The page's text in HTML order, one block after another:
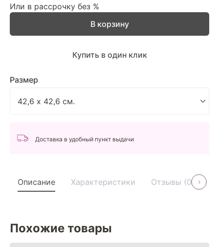
Или в рассрочку без %
Размер
В корзину
Купить в один клик
Доставка в удобный пункт выдачи
Описание Характеристики Отзывы (0)
Похожие товары